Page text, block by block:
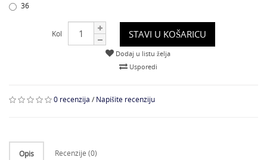
36
Kol STAVI U KOŠARICU
Dodaj u listu želja
Usporedi
0 recenzija / Napišite recenziju
Opis Recenzije (0)